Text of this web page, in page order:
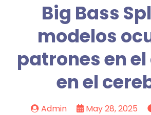
Big Bass
modelos
patrones en
en el
Admin May 28, 2025